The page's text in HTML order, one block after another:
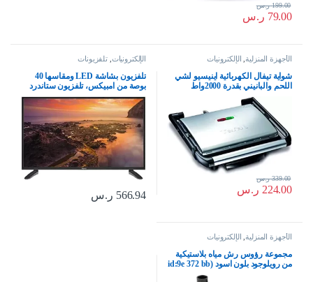
79.00 ر.س
199.00 ر.س
الأجهزة المنزلية, الإلكترونيات
شواية تيفال الكهربائية اينيسيو لشي
اللحم والبانيني بقدرة 2000واط
224.00 ر.س
339.00 ر.س
الإلكترونيات ,تلفزيونات
تلفزيون بشاشة LED ومقاسها 40
بوصة من امبيكس، تلفزيون ستاندرد
HD – غلوريا 40، أسود
566.94 ر.س
الأجهزة المنزلية, الإلكترونيات
مجموعة رؤوس رش مياه بلاستيكية
من رويلوجود بلون اسود (id:9e 372 bb